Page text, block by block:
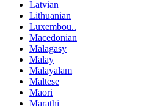
Latvian
Lithuanian
Luxembou..
Macedonian
Malagasy
Malay
Malayalam
Maltese
Maori
Marathi